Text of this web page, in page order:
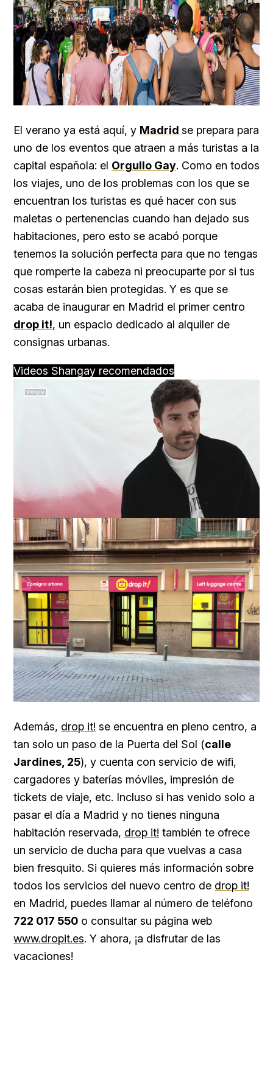
El verano ya está aquí, y Madrid se prepara para
uno de los eventos que atraen a más turistas a la
capital española: el Orgullo Gay. Como en todos
los viajes, uno de los problemas con los que se
encuentran los turistas es qué hacer con sus
maletas o pertenencias cuando han dejado sus
habitaciones, pero esto se acabó porque
tenemos la solución perfecta para que no tengas
que romperte la cabeza ni preocuparte por si tus
cosas estarán bien protegidas. Y es que se
acaba de inaugurar en Madrid el primer centro
drop it!, un espacio dedicado al alquiler de
consignas urbanas.
Videos Shangay recomendados
100.00%
Además, drop it! se encuentra en pleno centro, a
tan solo un paso de la Puerta del Sol (calle
Jardines, 25), y cuenta con servicio de wifi,
cargadores y baterías móviles, impresión de
tickets de viaje, etc. Incluso si has venido solo a
pasar el día a Madrid y no tienes ninguna
habitación reservada, drop it! también te ofrece
un servicio de ducha para que vuelvas a casa
bien fresquito. Si quieres más información sobre
todos los servicios del nuevo centro de drop it!
en Madrid, puedes llamar al número de teléfono
722 017 550 o consultar su página web
www.dropit.es. Y ahora, ¡a disfrutar de las
vacaciones!